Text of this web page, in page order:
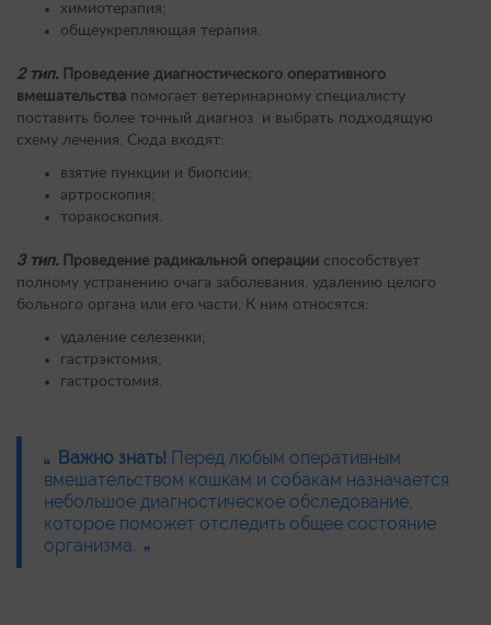
химиотерапия;
общеукрепляющая терапия.
2 тип.
Проведение диагностического оперативного
вмешательства помогает ветеринарному специалисту
поставить более точный диагноз и выбрать подходящую
схему лечения. Сюда входят:
взятие пункции и биопсии;
артроскопия;
торакоскопия.
3 тип. Проведение радикальной операции способствует
полному устранению очага заболевания, удалению целого
больного органа или его части. К ним относятся:
удаление селезенки;
гастрэктомия;
гастростомия.
Важно знать! Перед любым оперативным
вмешательством кошкам и собакам назначается
небольшое диагностическое обследование,
которое поможет отследить общее состояние
организма.